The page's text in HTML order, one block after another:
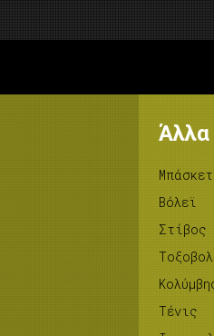
Μπάσκετ
Βόλεϊ
Στίβος
Τένις